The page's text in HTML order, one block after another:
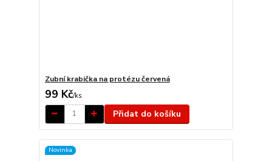
Zubní krabička na protézu červená
99 Kč/ks
Přidat do košíku
Novinka